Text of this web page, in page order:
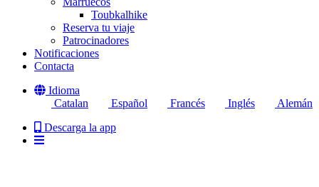
Toubkalhike
Reserva tu viaje
Patrocinadores
Notificaciones
Contacta
Idioma
Catalan
Español Francés Inglés
Alemán
Descarga la app